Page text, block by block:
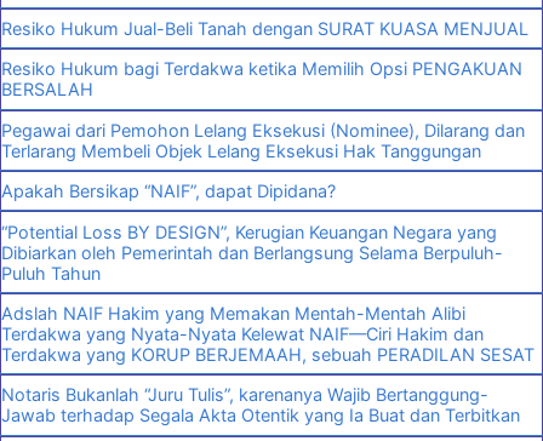
Resiko Hukum Jual-Beli Tanah dengan SURAT KUASA MENJUAL
Resiko Hukum bagi Terdakwa ketika Memilih Opsi PENGAKUAN
BERSALAH
Pegawai dari Pemohon Lelang Eksekusi (Nominee), Dilarang dan
Terlarang Membeli Objek Lelang Eksekusi Hak Tanggungan
Apakah Bersikap “NAIF”, dapat Dipidana?
“Potential Loss BY DESIGN”, Kerugian Keuangan Negara yang
Dibiarkan oleh Pemerintah dan Berlangsung Selama Berpuluh-
Puluh Tahun
Adslah NAIF Hakim yang Memakan Mentah-Mentah Alibi
Terdakwa yang Nyata-Nyata Kelewat NAIF—Ciri Hakim dan
Terdakwa yang KORUP BERJEMAAH, sebuah PERADILAN SESAT
Notaris Bukanlah “Juru Tulis”, karenanya Wajib Bertanggung-
Jawab terhadap Segala Akta Otentik yang Ia Buat dan Terbitkan